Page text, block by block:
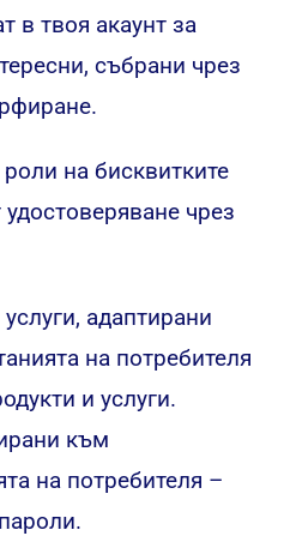
в твоя акаунт за
събрани чрез
на бисквитките
чрез
адаптирани
на потребителя
и услуги.
към
на потребителя –